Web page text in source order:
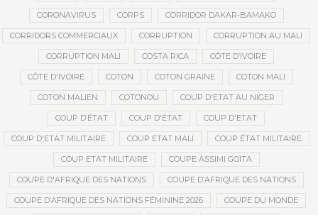
CORONAVIRUS CORPS CORRIDOR DAKAR-BAMAKO
CORRIDORS COMMERCIAUX CORRUPTION CORRUPTION AU MALI
CORRUPTION MALI COSTA RICA CÔTE D’IVOIRE
CÔTE D'IVOIRE COTON COTON GRAINE COTON MALI
COTON MALIEN COTONOU COUP D'ETAT AU NIGER
COUP D’ÉTAT COUP D'ÉTAT COUP D'ETAT
COUP D'ETAT MILITAIRE COUP ETAT MALI COUP ÉTAT MILITAIRE
COUP ETAT MILITAIRE COUPE ASSIMI GOÏTA
COUPE D'AFRIQUE DES NATIONS COUPE D’AFRIQUE DES NATIONS
COUPE D’AFRIQUE DES NATIONS FÉMININE 2026 COUPE DU MONDE